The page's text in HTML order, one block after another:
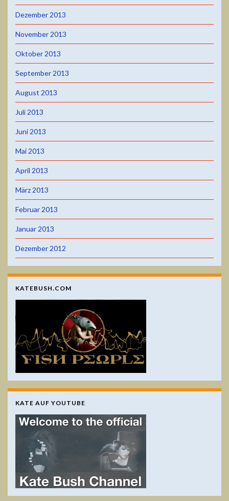
Dezember 2013
November 2013
Oktober 2013
September 2013
August 2013
Juli 2013
Juni 2013
Mai 2013
April 2013
März 2013
Februar 2013
Januar 2013
Dezember 2012
KATEBUSH.COM
KATE AUF YOUTUBE